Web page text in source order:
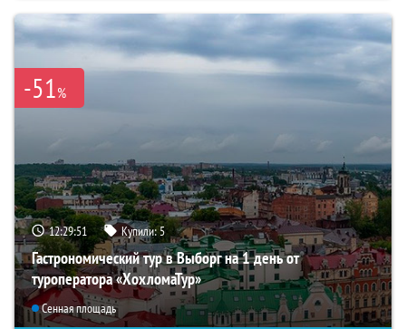
-51%
12:29:49 Купили:5
Гастрономический тур в Выборг на 1 день от
туроператора «ХохломаТур»
Сенная площадь